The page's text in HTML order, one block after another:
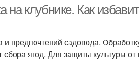
на клубнике. Как
предпочтений садовода.
ягод. Для защиты культуры от